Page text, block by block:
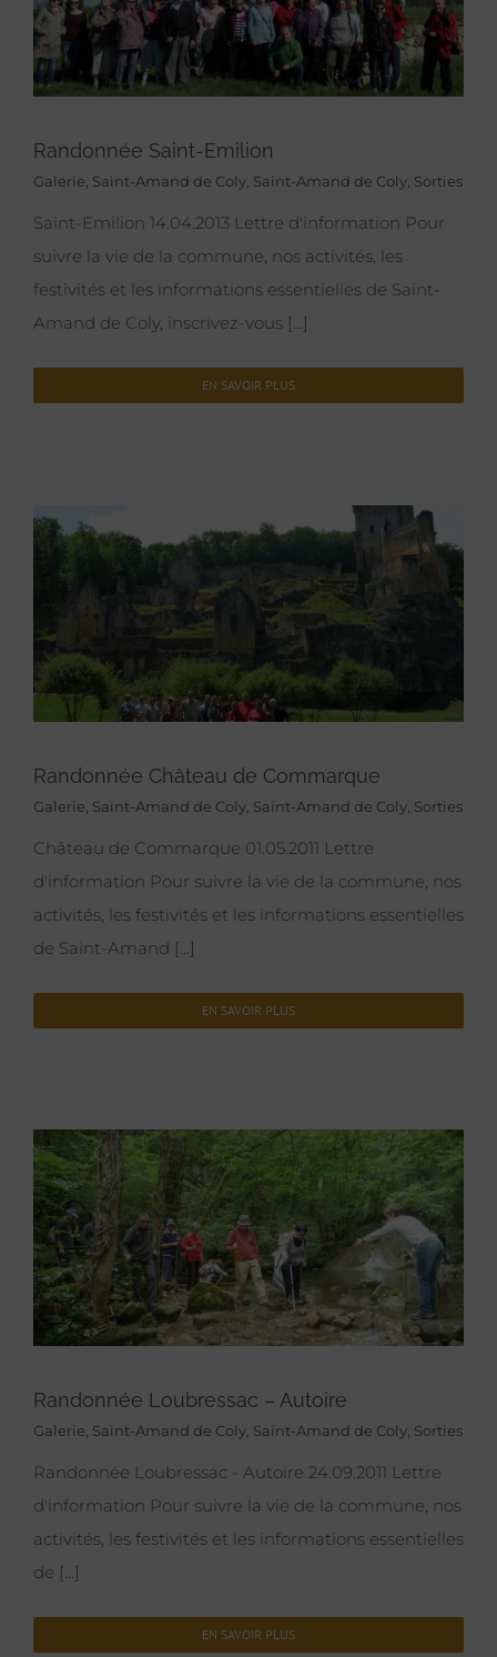
Randonnée Saint-Emilion
Galerie, Saint-Amand de Coly, Saint-Amand de Coly, Sorties
Saint-Emilion 14.04.2013 Lettre d'information Pour
suivre la vie de la commune, nos activités, les
festivités et les informations essentielles de Saint-
Amand de Coly, inscrivez-vous [...]
EN SAVOIR PLUS
Randonnée Château de Commarque
Galerie, Saint-Amand de Coly, Saint-Amand de Coly, Sorties
Château de Commarque 01.05.2011 Lettre
d'information Pour suivre la vie de la commune, nos
activités, les festivités et les informations essentielles
de Saint-Amand [...]
EN SAVOIR PLUS
Randonnée Loubressac – Autoire
Galerie, Saint-Amand de Coly, Saint-Amand de Coly, Sorties
Randonnée Loubressac - Autoire 24.09.2011 Lettre
d'information Pour suivre la vie de la commune, nos
activités, les festivités et les informations essentielles
de [...]
EN SAVOIR PLUS